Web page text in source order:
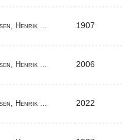
Henrik ... 1907
Henrik ... 2006
Henrik ... 2022